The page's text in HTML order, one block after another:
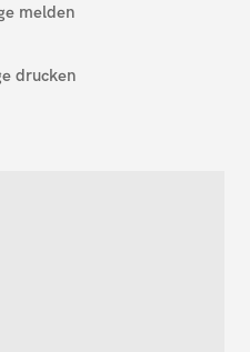
melden
drucken